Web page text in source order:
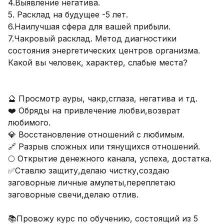
4.Выявление негатива.
5. Расклад на будущее -5 лет.
6.Наилучшая сфера для вашей прибыли.
7.Чакровый расклад. Метод диагностики
состояния энергетических центров организма.
Какой вы человек, характер, слабые места?
🔮 Просмотр ауры, чакр,сглаза, негатива и тд.
❤️ Обряды на привлечение любви,возврат
любимого.
💎 Восстановление отношений с любимым.
🔗 Разрыв сложных или тянущихся отношений.
🌕 Открытие денежного канала, успеха, достатка.
✅Ставлю защиту,делаю чистку,создаю
заговорные личные амулеты,переплетаю
заговорные свечи,делаю отлив.
📚Провожу курс по обучению, состоящий из 5